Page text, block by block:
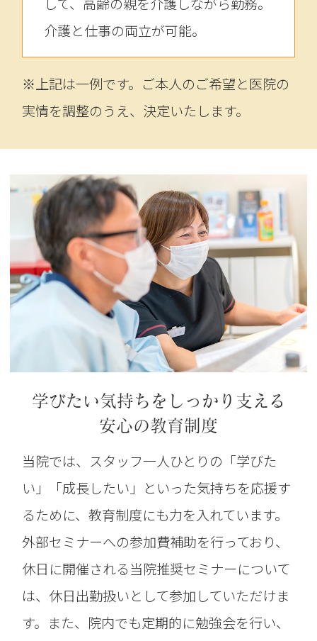
介護と仕事の両立が可能。
※上記は一例です。ご本人のご希望と医院の
実情を調整のうえ、決定いたします。
学びたい気持ちをしっかり支える
安心の教育制度
当院では、スタッフ一人ひとりの「学びた
い」「成長したい」といった気持ちを応援す
るために、教育制度にも力を入れています。
外部セミナーへの参加費補助を行っており、
休日に開催される当院推奨セミナーについて
は、休日出勤扱いとして参加していただけま
す。また、院内でも定期的に勉強会を行い、